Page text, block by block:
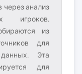
анализ
игроков.
из
для
Эта
для